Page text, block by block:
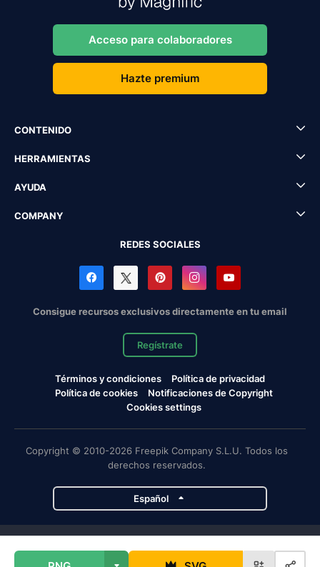
Acceso para colaboradores
Hazte premium
CONTENIDO
HERRAMIENTAS
AYUDA
COMPANY
REDES SOCIALES
Consigue recursos exclusivos directamente en tu email
Regístrate
Términos y condiciones
Política de privacidad
Política de cookies
Notificaciones de Copyright
Cookies settings
Copyright © 2010-2026 Freepik Company S.L.U. Todos los
derechos reservados.
Español